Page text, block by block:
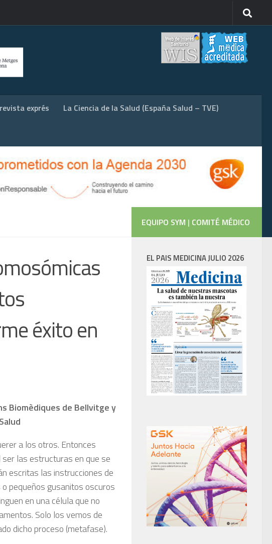
exprés La Ciencia de la Salud (España Salud – TVE)
éxito en
Biomèdiques de Bellvitge y
a los otros. Entonces
las estructuras en que se
escritas las instrucciones de
pequeños gusanitos oscuros
en una célula que no
Solo los vemos de
dicho proceso (metafase).
EQUIPO SYM | COMITÉ MÉDICO
EL PAIS MEDICINA JULIO 2026